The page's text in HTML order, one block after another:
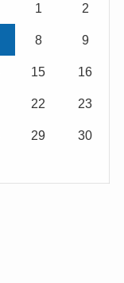
1 2
8 9
15 16
22 23
29 30